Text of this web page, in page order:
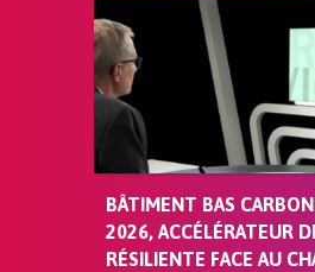
BÂTIMENT BAS
2026, ACCÉLÉRATEUR
RÉSILIENTE FACE AU